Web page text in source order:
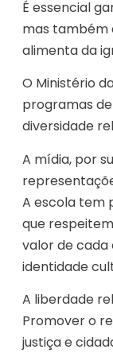
É essencial
mas também
alimenta da
O Ministério
programas
diversidade
A mídia, por
A escola tem
que
valor de
identidade
A liberdade
Promover o
justiça e